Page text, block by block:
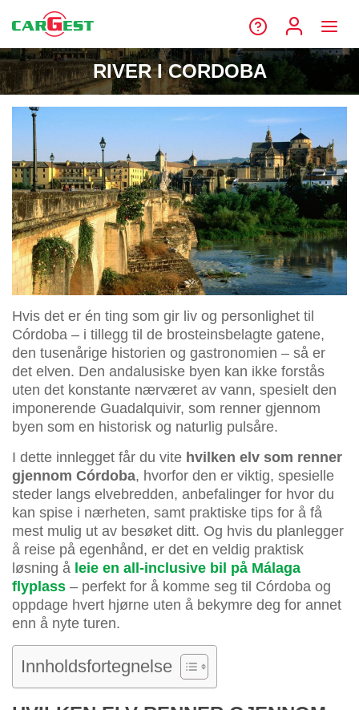
RIVER I CORDOBA
Hvis det er én ting som gir liv og personlighet til
Córdoba – i tillegg til de brosteinsbelagte gatene,
den tusenårige historien og gastronomien – så er
det elven. Den andalusiske byen kan ikke forstås
uten det konstante nærværet av vann, spesielt den
imponerende Guadalquivir, som renner gjennom
byen som en historisk og naturlig pulsåre.
I dette innlegget får du vite hvilken elv som renner
gjennom Córdoba, hvorfor den er viktig, spesielle
steder langs elvebredden, anbefalinger for hvor du
kan spise i nærheten, samt praktiske tips for å få
mest mulig ut av besøket ditt. Og hvis du planlegger
å reise på egenhånd, er det en veldig praktisk
løsning å leie en all-inclusive bil på Málaga
flyplass – perfekt for å komme seg til Córdoba og
oppdage hvert hjørne uten å bekymre deg for annet
enn å nyte turen.
Innholdsfortegnelse